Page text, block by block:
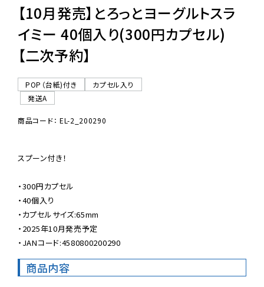
06-6282-7659
【10月発売】とろっとヨーグルトスラ
イミー 40個入り(300円カプセル)
【二次予約】
POP（台紙)付き
カプセル入り
発送A
商品コード： EL-2_200290
スプーン付き！
・300円カプセル
・40個入り
・カプセルサイズ:65mm
・2025年10月発売予定
・JANコード:4580800200290
商品内容